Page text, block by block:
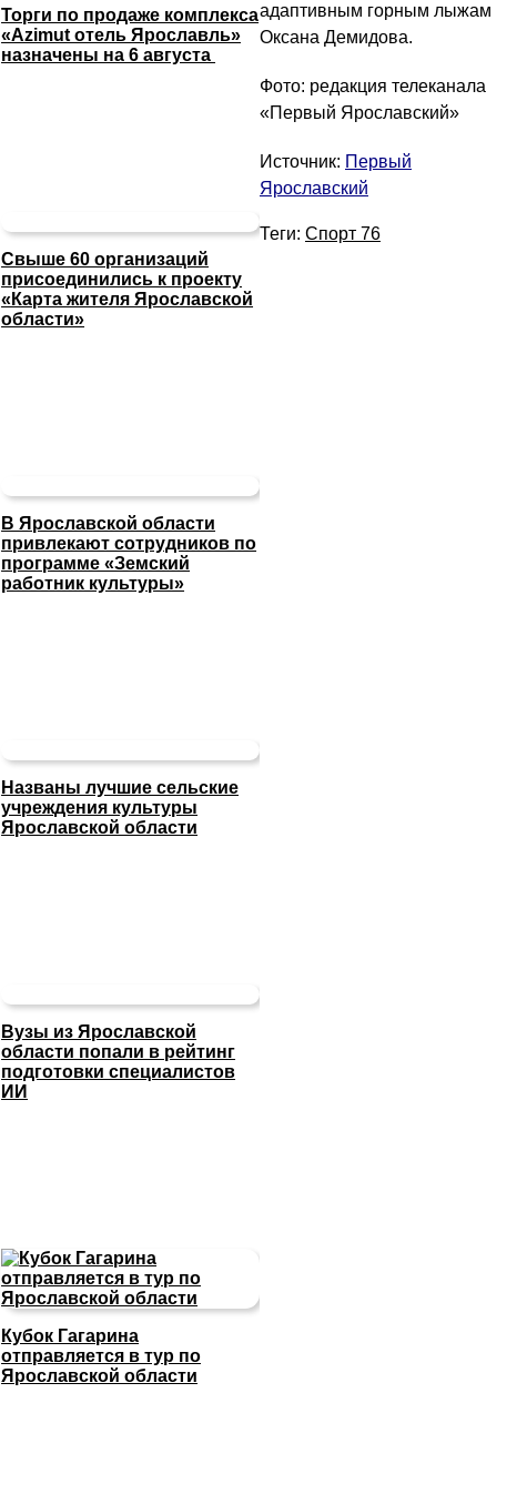
Торги по продаже комплекса
«Azimut отель Ярославль»
назначены на 6 августа
Свыше 60 организаций
присоединились к проекту
«Карта жителя Ярославской
области»
В Ярославской области
привлекают сотрудников по
программе «Земский
работник культуры»
Названы лучшие сельские
учреждения культуры
Ярославской области
Вузы из Ярославской
области попали в рейтинг
подготовки специалистов
ИИ
Кубок Гагарина
отправляется в тур по
Ярославской области
адаптивным горным лыжам
Оксана Демидова.
Фото: редакция телеканала
«Первый Ярославский»
Источник: Первый
Ярославский
Теги: Спорт 76